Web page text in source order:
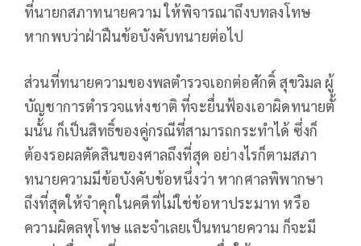
ที่นายกสภาทนายความ ให้พิจารณาถึงบทลงโทษ
หากพบว่าฝ่าฝืนข้อบังคับทนายต่อไป
ส่วนที่ทนายความของพลตำรวจเอกต่อศักดิ์ สุขวิมล ผู้
บัญชาการตำรวจแห่งชาติ ที่จะยื่นฟ้องเอาผิดทนายตั้
มนั้น ก็เป็นสิทธิ์ของคู่กรณีที่สามารถกระทำได้ ซึ่งก็
ต้องรอผลตัดสินของศาลถึงที่สุด อย่างไรก็ตามสภา
ทนายความมีข้อบังคับข้อหนึ่งว่า หากศาลพิพากษา
ถึงที่สุดให้จำคุกในคดีที่ไม่ใช่ข้อหาประมาท หรือ
ความผิดลหุโทษ และจำเลยเป็นทนายความ ก็จะมี